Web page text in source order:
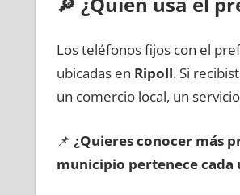
Los teléfonos fijos сοn el
ubicadas en Ripoll. Si
un comercio local, un
📌 ¿Quieres conocer mа́s
municipio pertenece cada